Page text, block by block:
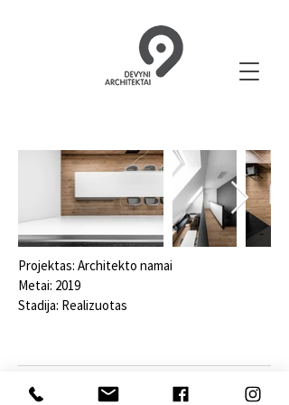
Projektas: Architekto namai
Metai: 2019
Stadija: Realizuotas